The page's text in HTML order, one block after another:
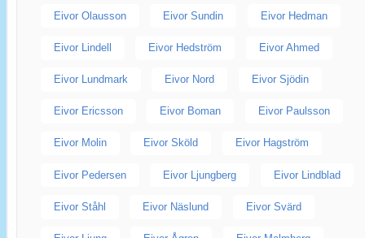
Eivor Olausson Eivor Sundin Eivor Hedman
Eivor Lindell Eivor Hedström Eivor Ahmed
Eivor Lundmark Eivor Nord Eivor Sjödin
Eivor Ericsson Eivor Boman Eivor Paulsson
Eivor Molin Eivor Sköld Eivor Hagström
Eivor Pedersen Eivor Ljungberg Eivor Lindblad
Eivor Ståhl Eivor Näslund Eivor Svärd